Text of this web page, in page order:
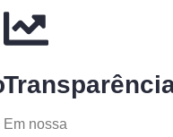
Em nossa